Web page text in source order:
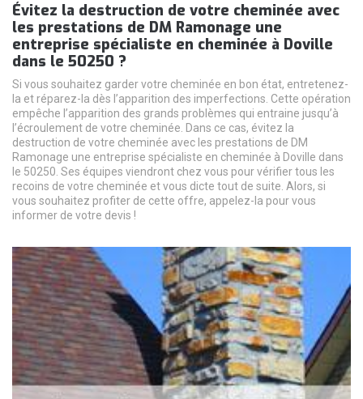
Évitez la destruction de votre cheminée avec
les prestations de DM Ramonage une
entreprise spécialiste en cheminée à Doville
dans le 50250 ?
Si vous souhaitez garder votre cheminée en bon état, entretenez-
la et réparez-la dès l’apparition des imperfections. Cette opération
empêche l’apparition des grands problèmes qui entraine jusqu’à
l’écroulement de votre cheminée. Dans ce cas, évitez la
destruction de votre cheminée avec les prestations de DM
Ramonage une entreprise spécialiste en cheminée à Doville dans
le 50250. Ses équipes viendront chez vous pour vérifier tous les
recoins de votre cheminée et vous dicte tout de suite. Alors, si
vous souhaitez profiter de cette offre, appelez-la pour vous
informer de votre devis !